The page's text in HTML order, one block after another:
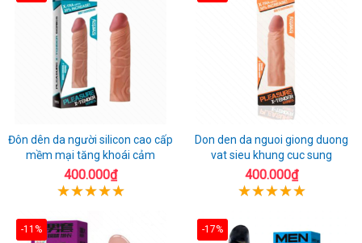
Đôn dên da người silicon cao cấp
mềm mại tăng khoái cảm
400.000₫
Don den da nguoi giong duong
vat sieu khung cuc sung
400.000₫
-11% -17%